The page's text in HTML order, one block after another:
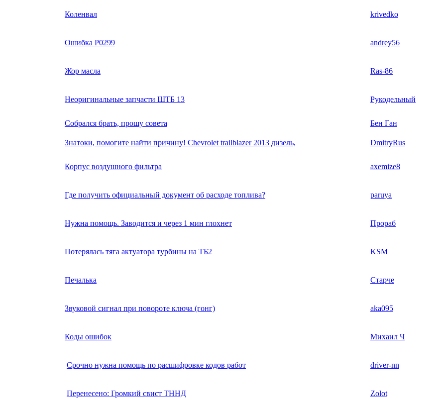
Коленвал krivedko
Ошибка Р0299 andrey56
Жор масла Ras-86
Неоригинальные запчасти ШТБ 13 Рукодельный
Собрался брать, прошу совета
Бен Ган
Знатоки, помогите найти причину! Chevrolet trailblazer 2013 дизель,
DmitryRus
Корпус воздушного фильтра axemize8
Где получить официальный документ об расходе топлива? paruya
Нужна помощь. Заводится и через 1 мин глохнет Прораб
Потерялась тяга актуатора турбины на ТБ2 KSM
Печалька Старче
Звуковой сигнал при повороте ключа (гонг) aka095
Коды ошибок Михаил Ч
Срочно нужна помощь по расшифровке кодов работ driver-nn
Перенесено: Громкий свист ТННД Zolot